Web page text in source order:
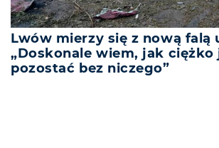
Lwów mierzy się z nową falą
„Doskonale wiem, jak ciężko
pozostać bez niczego”